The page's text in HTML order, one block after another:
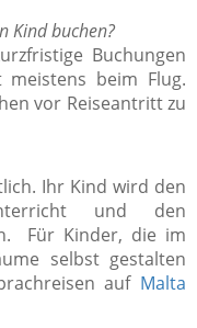
Kind buchen?
Buchungen
meistens beim Flug.
vor Reiseantritt zu
Ihr Kind wird den
und den
Für Kinder, die im
selbst gestalten
auf Malta